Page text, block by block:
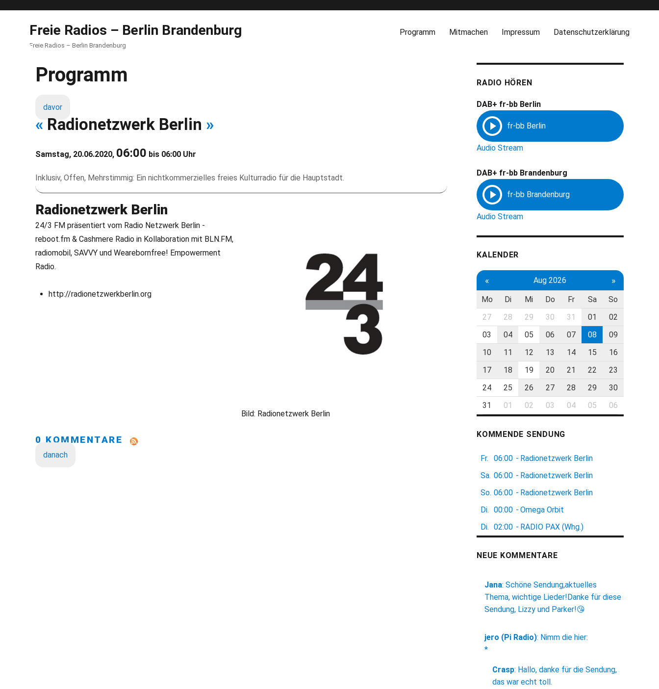
Freie Radios – Berlin Brandenburg
Freie Radios – Berlin Brandenburg
Programm Mitmachen Impressum Datenschutzerklärung
Programm
davor
« Radionetzwerk Berlin »
Samstag, 20.06.2020, 06:00 bis 06:00 Uhr
Inklusiv, Offen, Mehrstimmig: Ein nichtkommerzielles freies Kulturradio für die Hauptstadt.
Bild: Radionetzwerk Berlin
Radionetzwerk Berlin
24/3 FM präsentiert vom Radio Netzwerk Berlin -
reboot.fm & Cashmere Radio in Kollaboration mit BLN.FM,
radiomobil, SAVVY und Wearebornfree! Empowerment
Radio.
http://radionetzwerkberlin.org
0 KOMMENTARE
danach
RADIO HÖREN
DAB+ fr-bb Berlin
Audio Stream
DAB+ fr-bb Brandenburg
Audio Stream
KALENDER
« Aug 2026 »
Mo Di Mi Do Fr Sa
So
27
28 29 30 31 01
02
03
04 05 06 07 08
09
10
11 12 13 14 15
16
17
18 19 20 21 22
23
24
25 26 27 28 29
30
31
01 02 03 04 05 06
KOMMENDE SENDUNG
Fr. 06:00 - Radionetzwerk Berlin
Sa. 06:00 - Radionetzwerk Berlin
So. 06:00 - Radionetzwerk Berlin
Di. 00:00 - Omega Orbit
Di. 02:00 - RADIO PAX (Whg.)
NEUE KOMMENTARE
Jana: Schöne Sendung,aktuelles
Thema, wichtige Lieder!Danke für diese
Sendung, Lizzy und Parker!😘
jero (Pi Radio): Nimm die hier:
*
Crasp: Hallo, danke für die Sendung,
das war echt toll.